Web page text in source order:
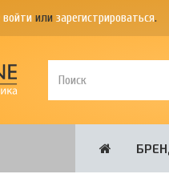
войти или зарегистрироваться.